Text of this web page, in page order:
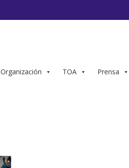
Organización TOA Prensa